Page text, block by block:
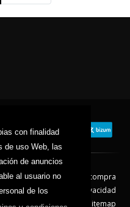
con finalidad
de uso Web, las
de anuncios
al usuario no
de los
Condiciones de compra
Política de Privacidad
Política de Cookies
Sitemap